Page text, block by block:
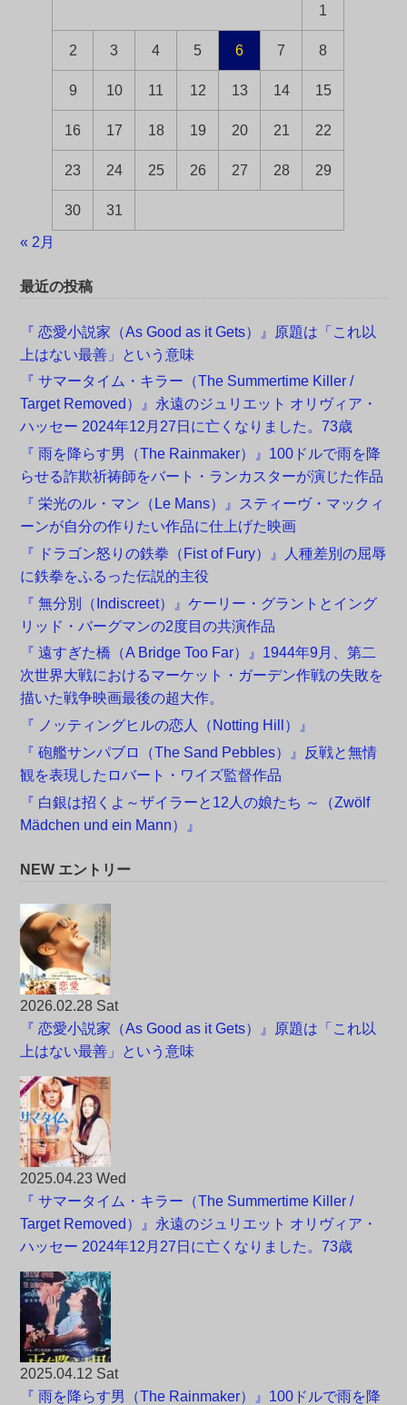
1
2 3 4 5 6 7 8
9 10 11 12 13 14 15
16 17 18 19 20 21 22
23 24 25 26 27 28 29
30 31
« 2月
最近の投稿
『 恋愛小説家（As Good as it Gets）』原題は「これ以
上はない最善」という意味
『 サマータイム・キラー（The Summertime Killer /
Target Removed）』永遠のジュリエット オリヴィア・
ハッセー 2024年12月27日に亡くなりました。73歳
『 雨を降らす男（The Rainmaker）』100ドルで雨を降
らせる詐欺祈祷師をバート・ランカスターが演じた作品
『 栄光のル・マン（Le Mans）』スティーヴ・マックィ
ーンが自分の作りたい作品に仕上げた映画
『 ドラゴン怒りの鉄拳（Fist of Fury）』人種差別の屈辱
に鉄拳をふるった伝説的主役
『 無分別（Indiscreet）』ケーリー・グラントとイング
リッド・バーグマンの2度目の共演作品
『 遠すぎた橋（A Bridge Too Far）』1944年9月、第二
次世界大戦におけるマーケット・ガーデン作戦の失敗を
描いた戦争映画最後の超大作。
『 ノッティングヒルの恋人（Notting Hill）』
『 砲艦サンパブロ（The Sand Pebbles）』反戦と無情
観を表現したロバート・ワイズ監督作品
『 白銀は招くよ～ザイラーと12人の娘たち ～（Zwölf
Mädchen und ein Mann）』
NEW エントリー
2026.02.28 Sat
『 恋愛小説家（As Good as it Gets）』原題は「これ以
上はない最善」という意味
2025.04.23 Wed
『 サマータイム・キラー（The Summertime Killer /
Target Removed）』永遠のジュリエット オリヴィア・
ハッセー 2024年12月27日に亡くなりました。73歳
2025.04.12 Sat
『 雨を降らす男（The Rainmaker）』100ドルで雨を降